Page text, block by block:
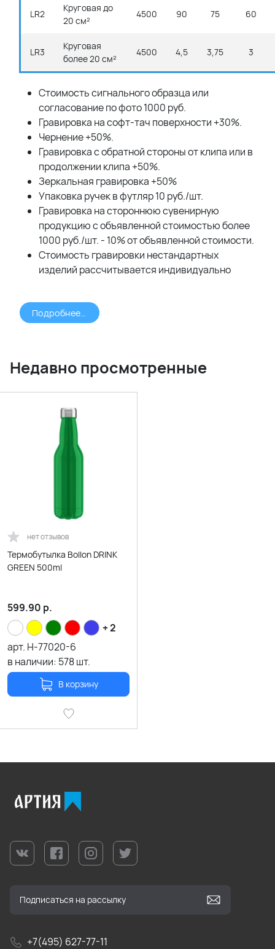
LR2
Круговая до
20 см²
4500 90 75 60
LR3
Круговая
более 20 см²
4500 4,5 3,75 3
Стоимость сигнального образца или
согласование по фото 1000 руб.
Гравировка на софт-тач поверхности +30%.
Чернение +50%.
Гравировка с обратной стороны от клипа или в
продолжении клипа +50%.
Зеркальная гравировка +50%
Упаковка ручек в футляр 10 руб./шт.
Гравировка на стороннюю сувенирную
продукцию с объявленной стоимостью более
1000 руб./шт. - 10% от объявленной стоимости.
Стоимость гравировки нестандартных
изделий рассчитывается индивидуально
Подробнее >>>
Недавно просмотренные
нет отзывов
Термобутылка Bollon DRINK
GREEN 500ml
599.90 р.
+ 2
арт. H-77020-6
в наличии: 578шт.
В корзину
+7(495) 627-77-11